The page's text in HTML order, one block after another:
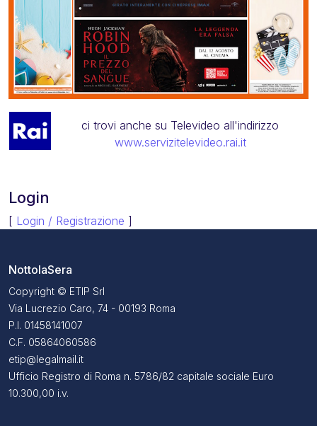
ci trovi anche su Televideo all'indirizzo
www.servizitelevideo.rai.it
Login
[ Login / Registrazione ]
NottolaSera
Copyright © ETIP Srl
Via Lucrezio Caro, 74 - 00193 Roma
P.I. 01458141007
C.F. 05864060586
etip@legalmail.it
Ufficio Registro di Roma n. 5786/82 capitale sociale Euro
10.300,00 i.v.